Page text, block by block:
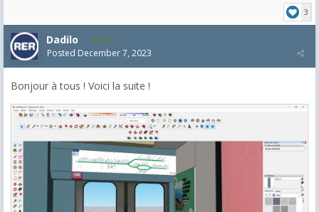
3
Dadilo 101
Posted December 7, 2023
Bonjour à tous ! Voici la suite !